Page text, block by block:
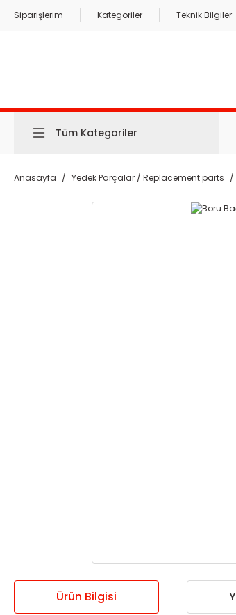
Siparişlerim Kategoriler Teknik Bilgiler
Tüm Kategoriler
Anasayfa Yedek Parçalar / Replacement parts
Ürün Bilgisi